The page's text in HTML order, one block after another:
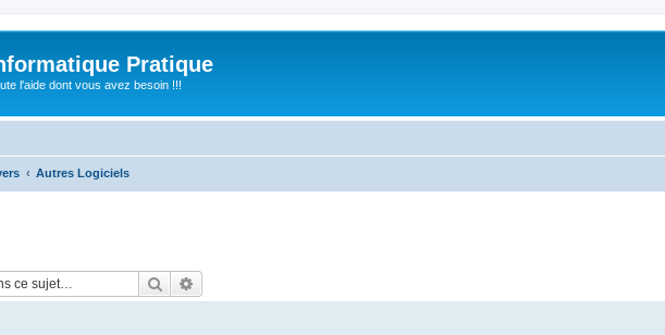
Pratique
l'aide dont vous avez besoin !!!
Autres Logiciels
Rechercher